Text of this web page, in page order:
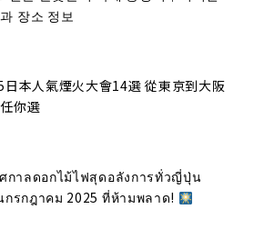
장소 정보
本人氣煙火大會14選 從東京到大阪
你選
กาลดอกไม้ไฟสุดอลังการทั่วญี่ปุ่น
กรกฎาคม 2025 ที่ห้ามพลาด!